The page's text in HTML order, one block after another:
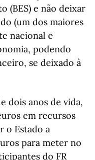
(BES) e não deixar
(um dos maiores
nacional e
podendo
se deixado à
dois anos de vida,
em recursos
o Estado a
para meter no
do FR